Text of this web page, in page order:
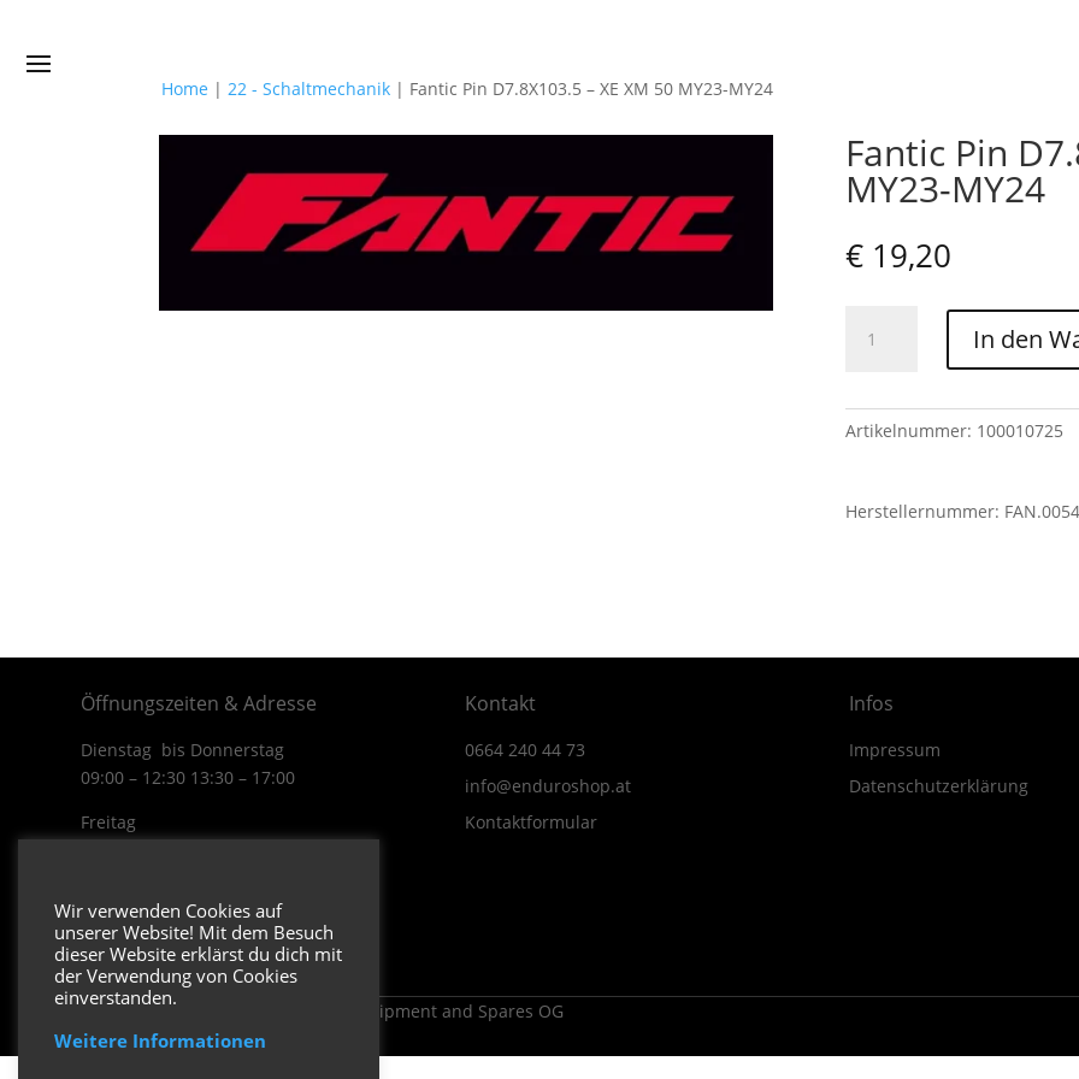
Home |22 - Schaltmechanik | Fantic Pin D7.8X103.5 – XE XM 50 MY23-MY24
Fantic Pin
MY23-MY24
€19,20
XE
MY23-
In den
Artikelnummer: 100010725
Herstellernummer:
Öffnungszeiten & Adresse
Dienstag bis Donnerstag
09:00 – 12:30 13:30 – 17:00
Freitag
3170 Hainfeld
In Google Maps öffnen.
Kontakt
0664 240 44 73
info@enduroshop.at
Kontaktformular
Infos
Impressum
Datenschutzerklärung
Copyright 2026 ENDUROSHOP.at Equipment and Spares OG
Wir verwenden Cookies auf
unserer Website! Mit dem Besuch
dieser Website erklärst du dich mit
der Verwendung von Cookies
einverstanden.
Weitere Informationen